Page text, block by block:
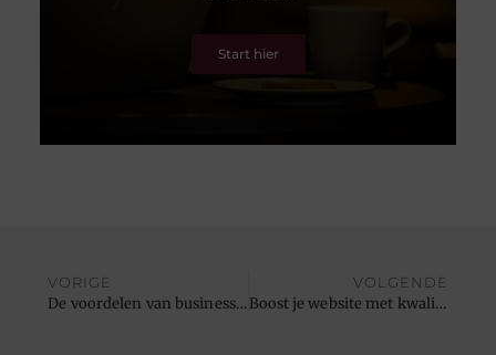
Start hier
VORIGE
De voordelen van businessclass vliegen voor groepen
VOLGENDE
Boost je website met kwalitatieve backlinks: profiteer van onze Black Friday kortingen